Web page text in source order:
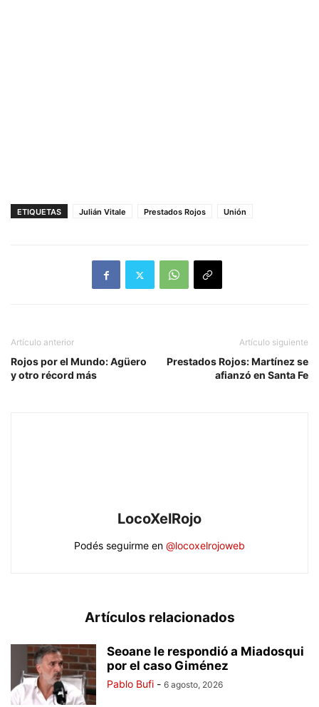
ETIQUETAS Julián Vitale Prestados Rojos Unión
Artículo anterior
Rojos por el Mundo: Agüero
y otro récord más
Artículo siguiente
Prestados Rojos: Martínez se
afianzó en Santa Fe
LocoXelRojo
Podés seguirme en @locoxelrojoweb
Artículos relacionados
Seoane le respondió a Miadosqui
por el caso Giménez
Pablo Bufi - 6 agosto, 2026